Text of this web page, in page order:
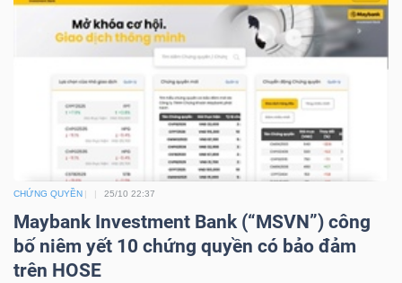
CHỨNG QUYỀN 25/10 22:37
Maybank Investment Bank (“MSVN”) công
bố niêm yết 10 chứng quyền có bảo đảm
trên HOSE
TRUY
Ngành
VS-
SECTOR